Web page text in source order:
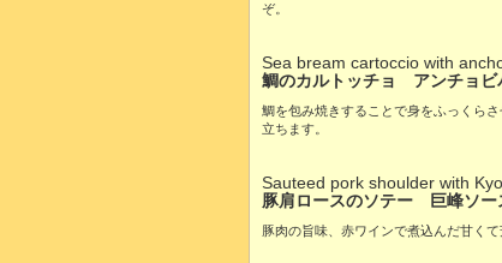
ぞ。
Sea bream cartoccio with
鯛のカルトッチョ アンチョビ
鯛を包み焼きすることで身をふっくら
立ちます。
Sauteed pork shoulder with
豚肩ロースのソテー 巨峰ソー
豚肉の旨味、赤ワインで煮込んだ甘く